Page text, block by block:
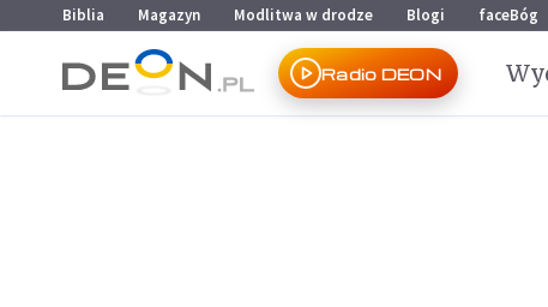
Przejdź do menu głównego
Przejdź do treści
Biblia Magazyn Modlitwa w drodze Blogi faceBóg
Radio DEON